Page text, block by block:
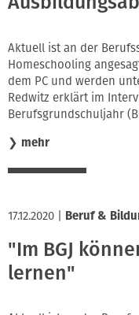
Aktuell ist an der
Homeschooling
dem PC und werden
Redwitz erklärt im
Berufsgrundschuljahr
❯ mehr
17.12.2020 Beruf &
"Im BGJ
lernen"